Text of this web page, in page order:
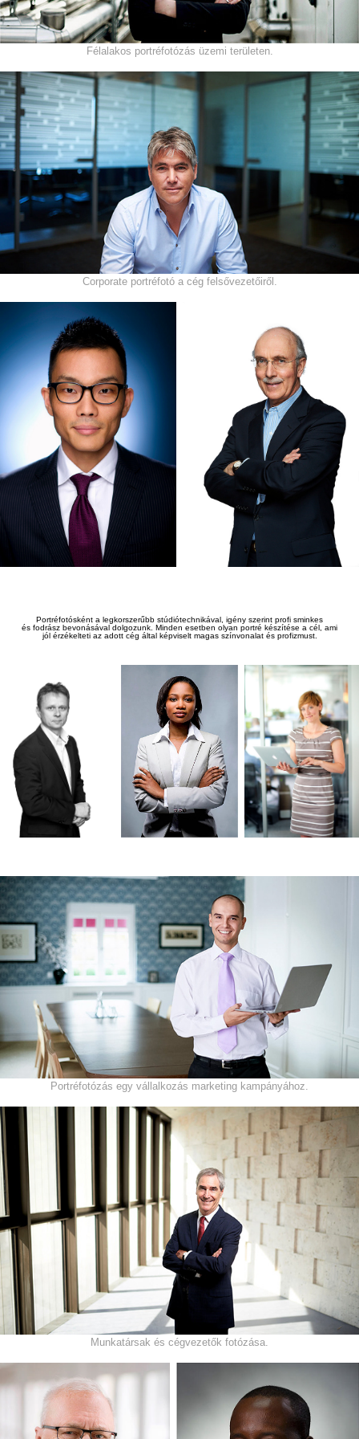
Félalakos portréfotózás üzemi területen.
Corporate portréfotó a cég felsővezetőiről.
Portréfotósként a legkorszerűbb stúdiótechnikával, igény szerint profi sminkes
és fodrász bevonásával dolgozunk. Minden esetben olyan portré készítése a cél, ami
jól érzékelteti az adott cég által képviselt magas színvonalat és profizmust.
Portréfotózás egy vállalkozás marketing kampányához.
Munkatársak és cégvezetők fotózása.